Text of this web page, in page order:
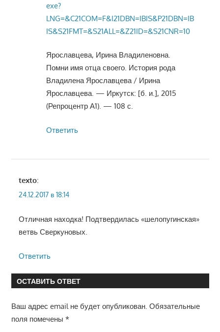
exe?
LNG=&C21COM=F&I21DBN=IBIS&P21DBN=IB
IS&S21FMT=&S21ALL=&Z21ID=&S21CNR=10
Ярославцева, Ирина Владиленовна.
Помни имя отца своего. История рода
Владилена Ярославцева / Ирина
Ярославцева. — Иркутск: [б. и.], 2015
(Репроцентр А1). — 108 с.
Ответить
texto:
24.12.2017 в 18:14
Отличная находка! Подтвердилась «шелопугинская»
ветвь Сверкуновых.
Ответить
ОСТАВИТЬ ОТВЕТ
Ваш адрес email не будет опубликован. Обязательные
поля помечены *